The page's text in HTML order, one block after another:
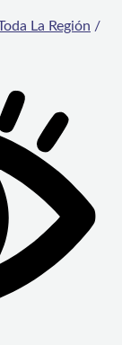
La Región /